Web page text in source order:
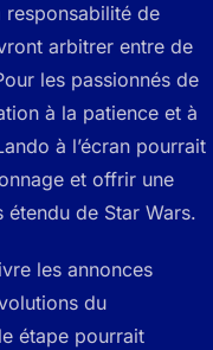
responsabilité de
arbitrer entre de
les passionnés de
à la patience et à
à l’écran pourrait
et offrir une
de Star Wars.
les annonces
du
étape pourrait